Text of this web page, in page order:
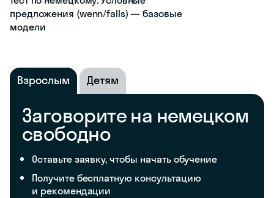
предложения (wenn/falls) — базовые
модели
Взрослым Детям
Заговорите на немецком
свободно
Оставьте заявку, чтобы начать обучение
Получите бесплатную консультацию
и рекомендации